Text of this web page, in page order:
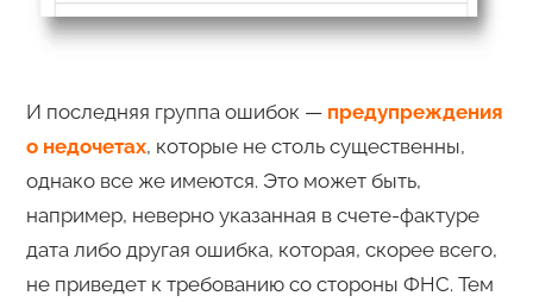
И последняя группа ошибок — предупреждения
о недочетах, которые не столь существенны,
однако все же имеются. Это может быть,
например, неверно указанная в счете-фактуре
дата либо другая ошибка, которая, скорее всего,
не приведет к требованию со стороны ФНС. Тем